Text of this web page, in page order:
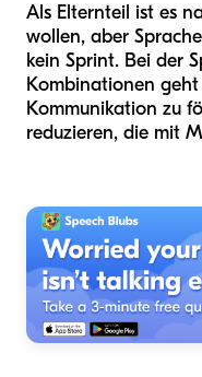
Als Elternteil ist es
wollen, aber
kein Sprint. Bei der
Kombinationen geht
Kommunikation zu
reduzieren, die mit